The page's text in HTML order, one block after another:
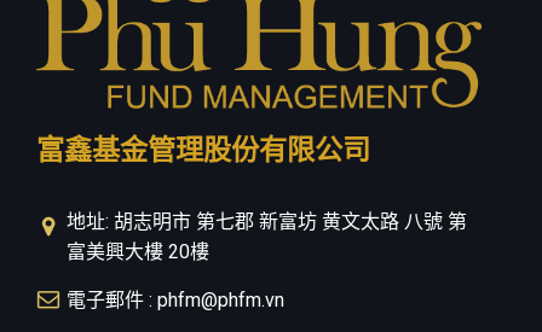
富鑫基金管理股份有限公司
地址: 胡志明市 第七郡 新富坊 黄文太路 八號 第
富美興大樓 20樓
電子郵件 : phfm@phfm.vn